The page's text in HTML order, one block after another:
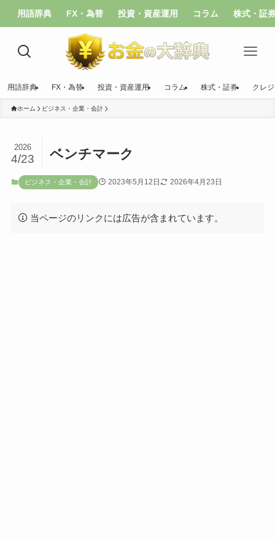
用語辞典 FX・為替 投資・資産運用 コラム 株式・証
用語辞典 FX・為替 投資・資産運用 コラム 株式・証券 クレ
ホーム ビジネス・企業・会計
ベンチマーク
2026
4/23
ビジネス・企業・会計 2023年5月12日 2026年4月23日
当ページのリンクには広告が含まれています。